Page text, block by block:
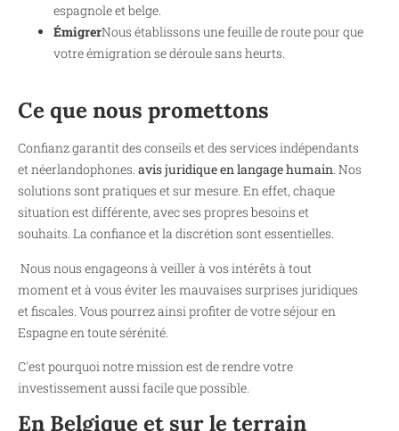
espagnole et belge.
ÉmigrerNous établissons une feuille de route pour que
votre émigration se déroule sans heurts.
Ce que nous promettons
Confianz garantit des conseils et des services indépendants
et néerlandophones. avis juridique en langage humain. Nos
solutions sont pratiques et sur mesure. En effet, chaque
situation est différente, avec ses propres besoins et
souhaits. La confiance et la discrétion sont essentielles.
Nous nous engageons à veiller à vos intérêts à tout
moment et à vous éviter les mauvaises surprises juridiques
et fiscales. Vous pourrez ainsi profiter de votre séjour en
Espagne en toute sérénité.
C'est pourquoi notre mission est de rendre votre
investissement aussi facile que possible.
En Belgique et sur le terrain